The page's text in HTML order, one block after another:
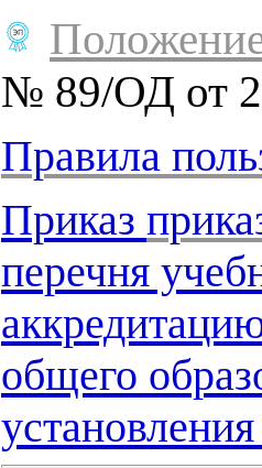
№ 89/ОД от
Правила
Приказ
перечня
общего